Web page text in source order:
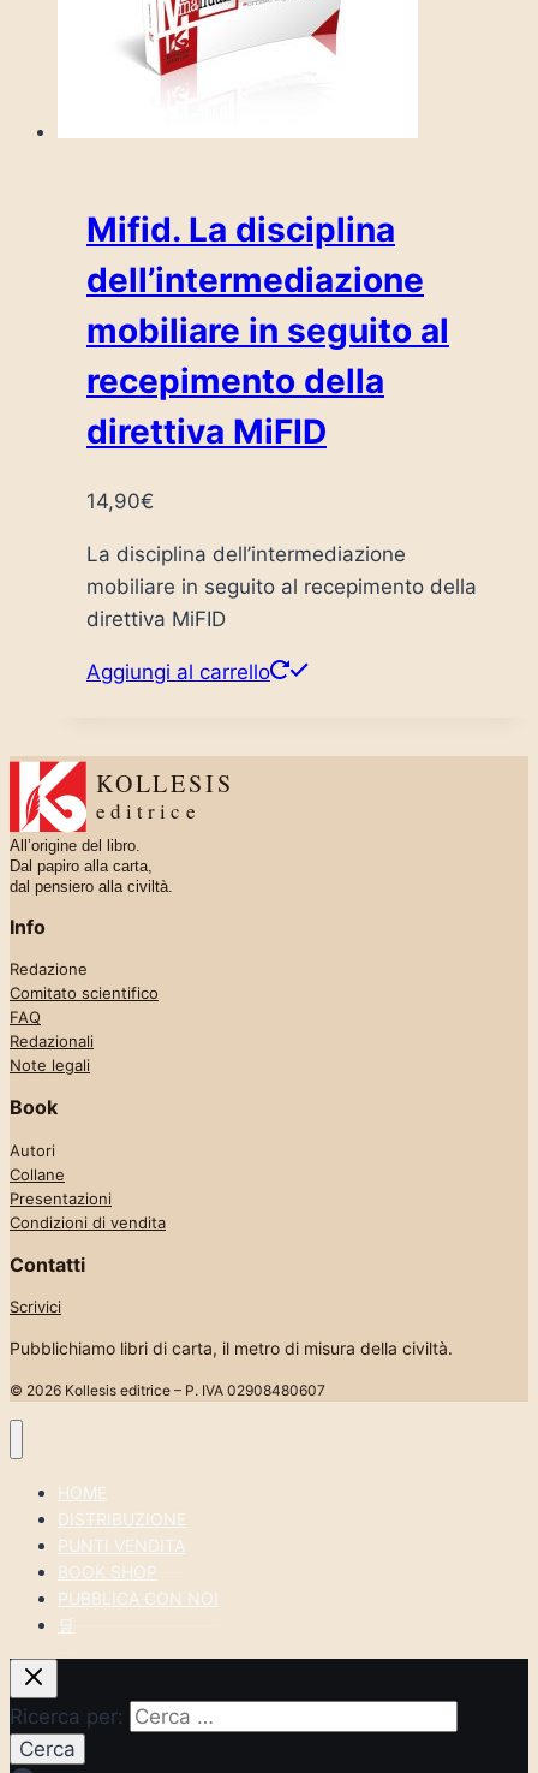
Mifid. La disciplina
dell’intermediazione
mobiliare in seguito al
recepimento della
direttiva MiFID
14,90€
La disciplina dell’intermediazione
mobiliare in seguito al recepimento della
direttiva MiFID
Aggiungi al carrello
KOLLESIS
editrice
All’origine del libro.
Dal papiro alla carta,
dal pensiero alla civiltà.
Info
Redazione
Comitato scientifico
FAQ
Redazionali
Note legali
Book
Autori
Collane
Presentazioni
Condizioni di vendita
Contatti
Scrivici
Pubblichiamo libri di carta, il metro di misura della civiltà.
© 2026 Kollesis editrice – P. IVA 02908480607
HOME
DISTRIBUZIONE
PUNTI VENDITA
BOOK SHOP
PUBBLICA CON NOI
🛒
Ricerca per: